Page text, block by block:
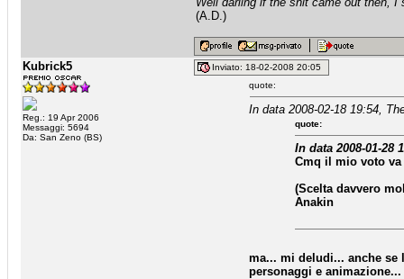
(A.D.)
Kubrick5
Reg.: 19 Apr 2006
Messaggi: 5694
Da: San Zeno (BS)
Inviato: 18-02-2008 20:05
quote:
In data 2008-02-18 19:54,
quote:
In data 2008-01-28
Cmq il mio voto va
(Scelta davvero
Anakin
ma... mi deludi... anche
personaggi e